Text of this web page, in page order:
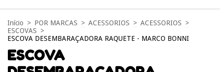
Início > POR MARCAS > ACESSORIOS > ACESSORIOS >
ESCOVAS >
ESCOVA DESEMBARAÇADORA RAQUETE - MARCO BONNI
ESCOVA